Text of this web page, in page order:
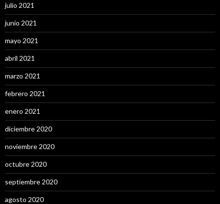
julio 2021
junio 2021
mayo 2021
abril 2021
marzo 2021
febrero 2021
enero 2021
diciembre 2020
noviembre 2020
octubre 2020
septiembre 2020
agosto 2020